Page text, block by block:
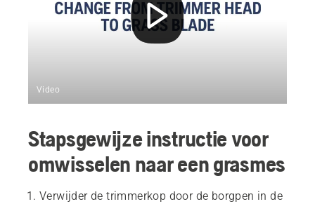
Video
Stapsgewijze instructie voor
omwisselen naar een grasmes
Verwijder de trimmerkop door de borgpen in de